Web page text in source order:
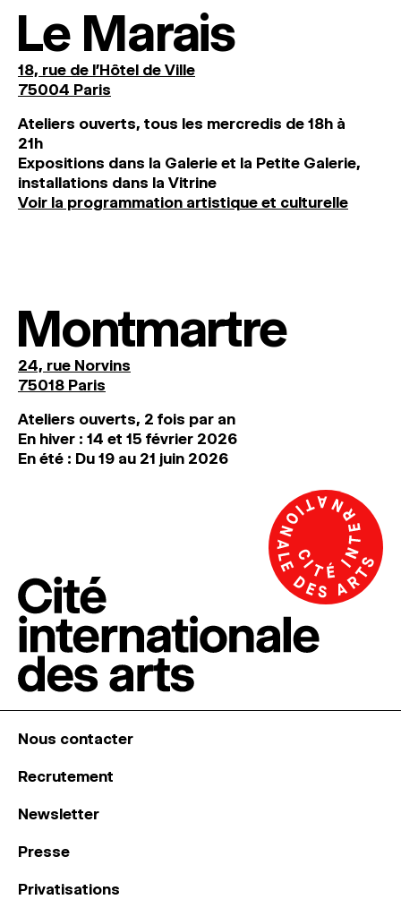
Le Marais
18, rue de l'Hôtel de Ville
75004 Paris
Ateliers ouverts, tous les mercredis de 18h à
21h
Expositions dans la Galerie et la Petite Galerie,
installations dans la Vitrine
Voir la programmation artistique et culturelle
Montmartre
24, rue Norvins
75018 Paris
Ateliers ouverts, 2 fois par an
En hiver : 14 et 15 février 2026
En été : Du 19 au 21 juin 2026
Nous contacter
Recrutement
Newsletter
Presse
Privatisations